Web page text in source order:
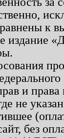
к
издание
и
не
без